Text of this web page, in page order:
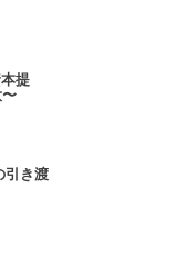
提
引き渡